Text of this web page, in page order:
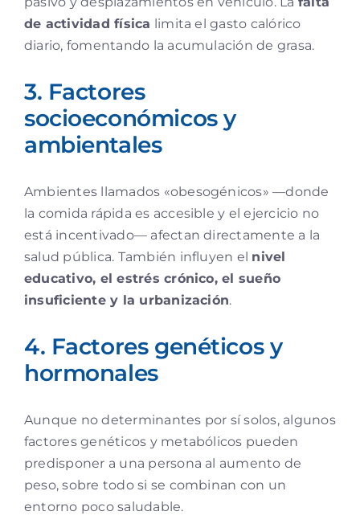
de actividad física limita el gasto calórico
diario, fomentando la acumulación de grasa.
3. Factores
socioeconómicos y
ambientales
Ambientes llamados «obesogénicos» —donde
la comida rápida es accesible y el ejercicio no
está incentivado— afectan directamente a la
salud pública. También influyen el nivel
educativo, el estrés crónico, el sueño
insuficiente y la urbanización.
4. Factores genéticos y
hormonales
Aunque no determinantes por sí solos, algunos
factores genéticos y metabólicos pueden
predisponer a una persona al aumento de
peso, sobre todo si se combinan con un
entorno poco saludable.